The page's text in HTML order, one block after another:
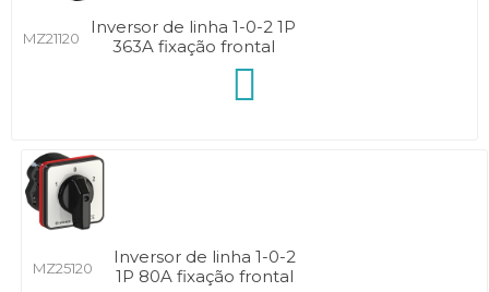
MZ21120
Inversor de linha 1-0-2 1P
363A fixação frontal
MZ25120
Inversor de linha 1-0-2
1P 80A fixação frontal